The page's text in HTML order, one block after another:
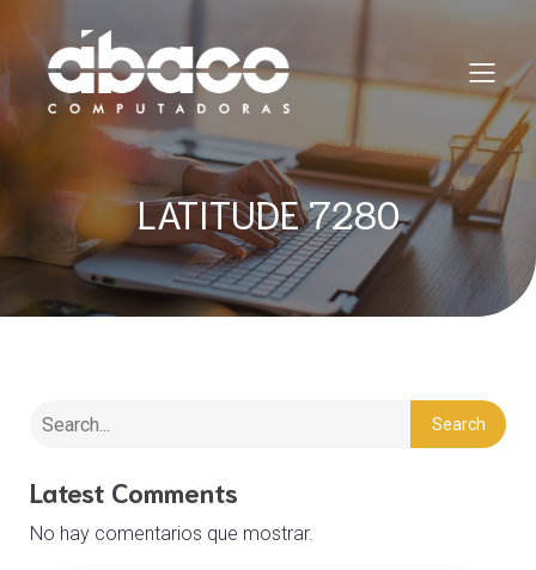
LATITUDE 7280
Search
Latest Comments
No hay comentarios que mostrar.